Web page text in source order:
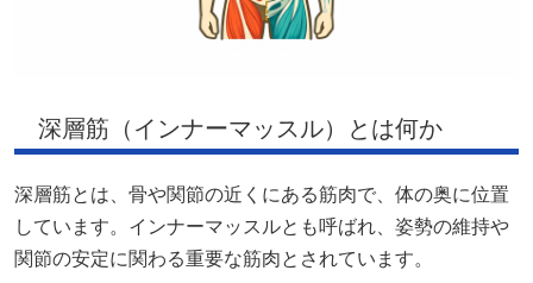
深層筋（インナーマッスル）とは何か
深層筋とは、骨や関節の近くにある筋肉で、体の奥に位置
しています。インナーマッスルとも呼ばれ、姿勢の維持や
関節の安定に関わる重要な筋肉とされています。